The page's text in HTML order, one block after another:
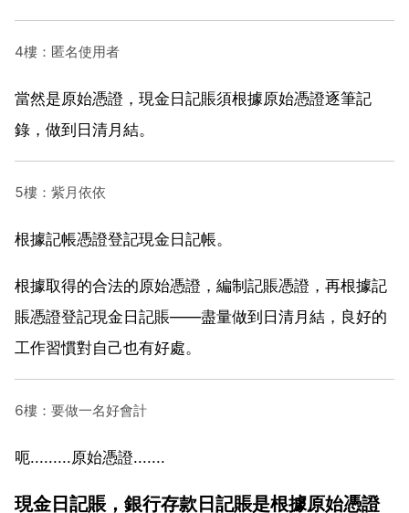
4樓：匿名使用者
當然是原始憑證，現金日記賬須根據原始憑證逐筆記
錄，做到日清月結。
5樓：紫月依依
根據記帳憑證登記現金日記帳。
根據取得的合法的原始憑證，編制記賬憑證，再根據記
賬憑證登記現金日記賬——盡量做到日清月結，良好的
工作習慣對自己也有好處。
6樓：要做一名好會計
呃.........原始憑證.......
現金日記賬，銀行存款日記賬是根據原始憑證